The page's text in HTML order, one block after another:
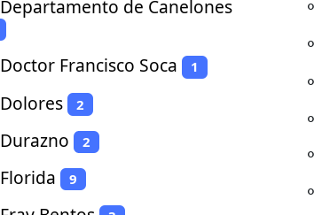
Departamento de Canelones
Doctor Francisco Soca 1
Dolores 2
Durazno 2
Florida 9
⚬
⚬
⚬
⚬
⚬
⚬